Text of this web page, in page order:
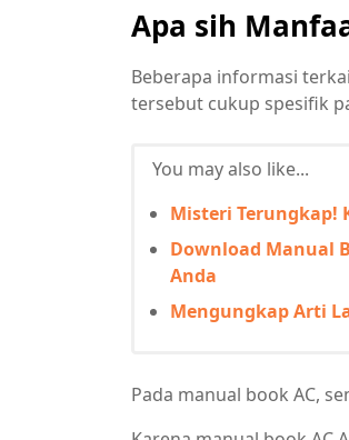
Apa sih
Beberapa informasi
tersebut cukup spesifik
You may also like...
Misteri Terungkap!
Download Manual
Anda
Mengungkap Arti
Pada manual book AC,